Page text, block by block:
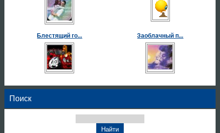
Блестящий го... Заоблачный п...
Поиск